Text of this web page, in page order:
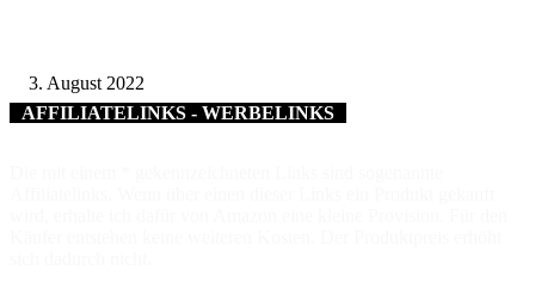
3. August 2022
AFFILIATELINKS - WERBELINKS